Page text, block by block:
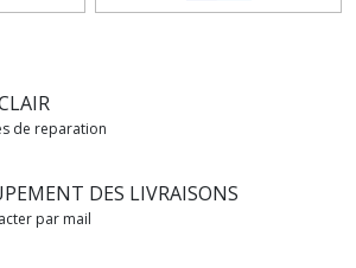
de reparation
DES LIVRAISONS
par mail